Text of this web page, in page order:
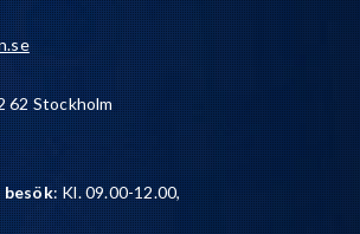
62 Stockholm
: Kl. 09.00-12.00,